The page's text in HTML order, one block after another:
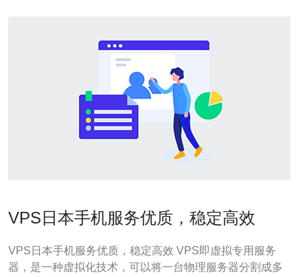
VPS日本手机服务优质，稳定高效
VPS日本手机服务优质，稳定高效 VPS即虚拟专用服务
器，是一种虚拟化技术，可以将一台物理服务器分割成多